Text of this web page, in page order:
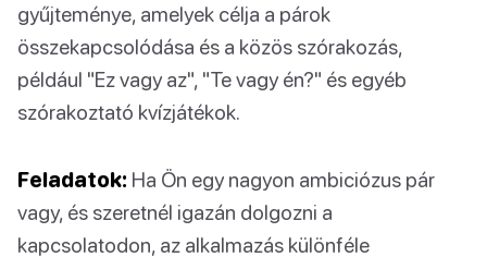
gyűjteménye, amelyek célja a párok
összekapcsolódása és a közös szórakozás,
például "Ez vagy az", "Te vagy én?" és egyéb
szórakoztató kvízjátékok.
Feladatok: Ha Ön egy nagyon ambiciózus pár
vagy, és szeretnél igazán dolgozni a
kapcsolatodon, az alkalmazás különféle